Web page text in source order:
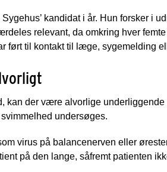
kandidat i år. Hun forsker i
relevant, da omkring hver
ført til kontakt til læge, sygemelding
kan der være alvorlige
undersøges.
virus på balancenerven eller
på den lange, såfremt patienten